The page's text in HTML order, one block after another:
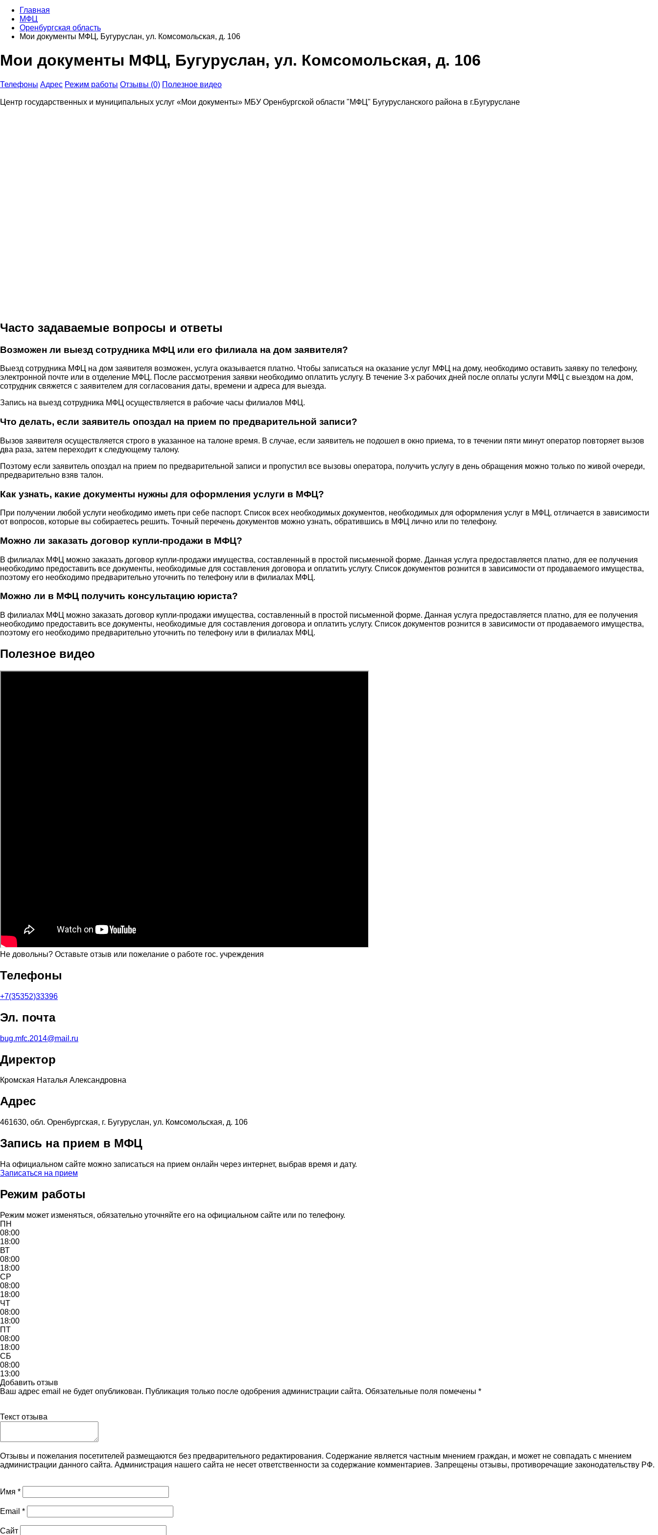
Главная
МФЦ
Оренбургская область
Мои документы МФЦ, Бугуруслан, ул. Комсомольская, д. 106
Мои документы МФЦ, Бугуруслан, ул. Комсомольская, д. 106
Телефоны Адрес Режим работы Отзывы (0) Полезное видео
Центр государственных и муниципальных услуг «Мои документы» МБУ Оренбургской области "МФЦ" Бугурусланского района в г.Бугуруслане
Часто задаваемые вопросы и ответы
Возможен ли выезд сотрудника МФЦ или его филиала на дом заявителя?
Выезд сотрудника МФЦ на дом заявителя возможен, услуга оказывается платно. Чтобы записаться на оказание услуг МФЦ на дому, необходимо оставить заявку по телефону,
электронной почте или в отделение МФЦ. После рассмотрения заявки необходимо оплатить услугу. В течение 3-х рабочих дней после оплаты услуги МФЦ с выездом на дом,
сотрудник свяжется с заявителем для согласования даты, времени и адреса для выезда.
Запись на выезд сотрудника МФЦ осуществляется в рабочие часы филиалов МФЦ.
Что делать, если заявитель опоздал на прием по предварительной записи?
Вызов заявителя осуществляется строго в указанное на талоне время. В случае, если заявитель не подошел в окно приема, то в течении пяти минут оператор повторяет вызов
два раза, затем переходит к следующему талону.
Поэтому если заявитель опоздал на прием по предварительной записи и пропустил все вызовы оператора, получить услугу в день обращения можно только по живой очереди,
предварительно взяв талон.
Как узнать, какие документы нужны для оформления услуги в МФЦ?
При получении любой услуги необходимо иметь при себе паспорт. Список всех необходимых документов, необходимых для оформления услуг в МФЦ, отличается в зависимости
от вопросов, которые вы собираетесь решить. Точный перечень документов можно узнать, обратившись в МФЦ лично или по телефону.
Можно ли заказать договор купли-продажи в МФЦ?
В филиалах МФЦ можно заказать договор купли-продажи имущества, составленный в простой письменной форме. Данная услуга предоставляется платно, для ее получения
необходимо предоставить все документы, необходимые для составления договора и оплатить услугу. Список документов рознится в зависимости от продаваемого имущества,
поэтому его необходимо предварительно уточнить по телефону или в филиалах МФЦ.
Можно ли в МФЦ получить консультацию юриста?
В филиалах МФЦ можно заказать договор купли-продажи имущества, составленный в простой письменной форме. Данная услуга предоставляется платно, для ее получения
необходимо предоставить все документы, необходимые для составления договора и оплатить услугу. Список документов рознится в зависимости от продаваемого имущества,
поэтому его необходимо предварительно уточнить по телефону или в филиалах МФЦ.
Полезное видео
Не довольны? Оставьте отзыв или пожелание о работе гос. учреждения
Телефоны
+7(35352)33396
Эл. почта
bug.mfc.2014@mail.ru
Директор
Кромская Наталья Александровна
Адрес
461630, обл. Оренбургская, г. Бугуруслан, ул. Комсомольская, д. 106
Запись на прием в МФЦ
На официальном сайте можно записаться на прием онлайн через интернет, выбрав время и дату.
Записаться на прием
Режим работы
Режим может изменяться, обязательно уточняйте его на официальном сайте или по телефону.
ПН
08:00
18:00
ВТ
08:00
18:00
СР
08:00
18:00
ЧТ
08:00
18:00
ПТ
08:00
18:00
СБ
08:00
13:00
Добавить отзыв
Ваш адрес email не будет опубликован. Публикация только после одобрения администрации сайта. Обязательные поля помечены *
Текст отзыва
Отзывы и пожелания посетителей размещаются без предварительного редактирования. Содержание является частным мнением граждан, и может не совпадать с мнением
администрации данного сайта. Администрация нашего сайта не несет ответственности за содержание комментариев. Запрещены отзывы, противоречащие законодательству РФ.
Имя *
Email *
Сайт